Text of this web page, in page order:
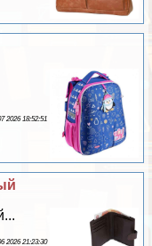
2026 18:52:51
2026 21:23:30